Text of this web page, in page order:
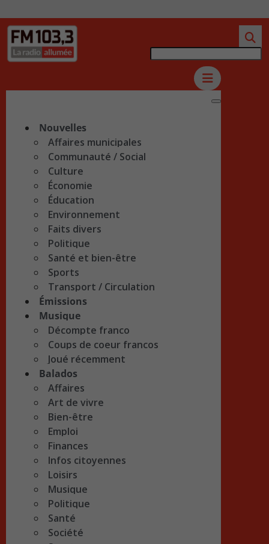
Nouvelles
Affaires municipales
Communauté / Social
Culture
Économie
Éducation
Environnement
Faits divers
Politique
Santé et bien-être
Sports
Transport / Circulation
Émissions
Musique
Décompte franco
Coups de coeur francos
Joué récemment
Balados
Affaires
Art de vivre
Bien-être
Emploi
Finances
Infos citoyennes
Loisirs
Musique
Politique
Santé
Société